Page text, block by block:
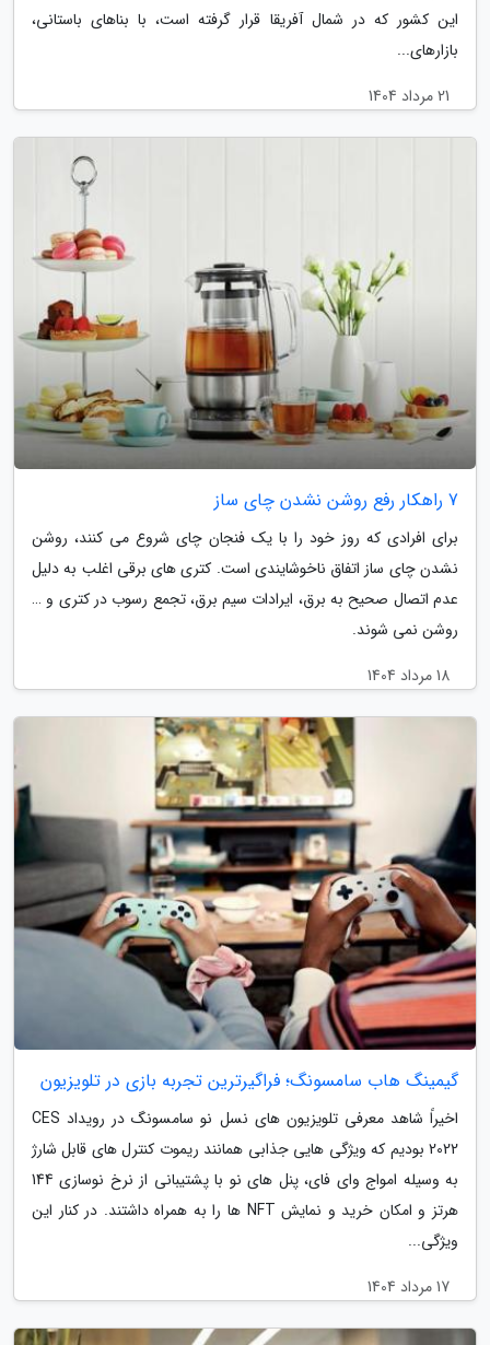
این کشور که در شمال آفریقا قرار گرفته است، با بناهای باستانی،
بازارهای...
21 مرداد 1404
7 راهکار رفع روشن نشدن چای ساز
برای افرادی که روز خود را با یک فنجان چای شروع می کنند، روشن
نشدن چای ساز اتفاق ناخوشایندی است. کتری های برقی اغلب به دلیل
عدم اتصال صحیح به برق، ایرادات سیم برق، تجمع رسوب در کتری و …
روشن نمی شوند.
18 مرداد 1404
گیمینگ هاب سامسونگ؛ فراگیرترین تجربه بازی در تلویزیون
اخیراً شاهد معرفی تلویزیون های نسل نو سامسونگ در رویداد CES
2022 بودیم که ویژگی هایی جذابی همانند ریموت کنترل های قابل شارژ
به وسیله امواج وای فای، پنل های نو با پشتیبانی از نرخ نوسازی 144
هرتز و امکان خرید و نمایش NFT ها را به همراه داشتند. در کنار این
ویژگی...
17 مرداد 1404